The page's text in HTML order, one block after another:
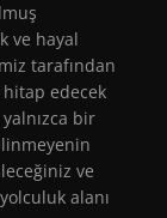
ve hayal
tarafından
edecek
bir
ve
alanı